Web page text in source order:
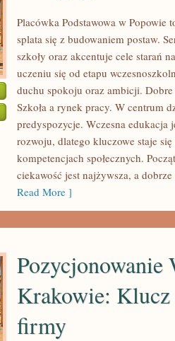
Placówka Podstawowa w
splata się z budowaniem postaw.
szkoły oraz akcentuje cele starań
uczeniu się od etapu
duchu spokoju oraz ambicji.
Szkoła a rynek pracy. W centrum
predyspozycje. Wczesna edukacja
rozwoju, dlatego kluczowe staje
kompetencjach społecznych.
ciekawość jest najżywsza, a
Read More ]
Krakowie: Klucz
firmy